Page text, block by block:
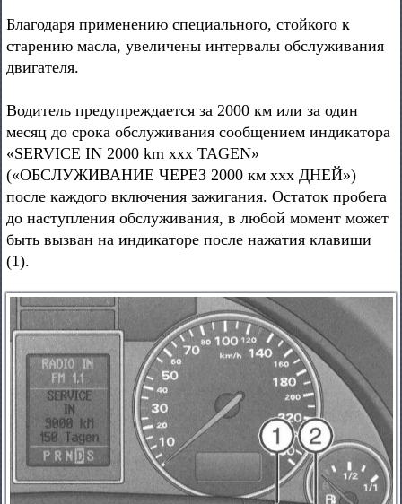
Благодаря применению специального, стойкого к
старению масла, увеличены интервалы обслуживания
двигателя.
Водитель предупреждается за 2000 км или за один
месяц до срока обслуживания сообщением индикатора
«SERVICE IN 2000 km xxx TAGEN»
(«ОБСЛУЖИВАНИЕ ЧЕРЕЗ 2000 км ххх ДНЕЙ»)
после каждого включения зажигания. Остаток пробега
до наступления обслуживания, в любой момент может
быть вызван на индикаторе после нажатия клавиши
(1).